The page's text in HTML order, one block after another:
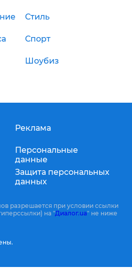
Стиль
Спорт
Шоубиз
Реклама
Персональные
данные
Защита персональных
данных
разрешается при условии ссылки
на "Диалог.ua" не ниже